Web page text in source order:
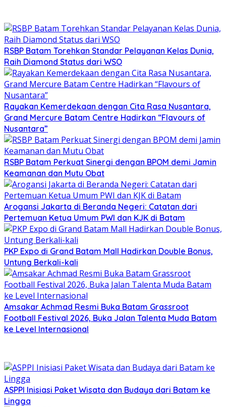
RSBP Batam Torehkan Standar Pelayanan Kelas Dunia,
Raih Diamond Status dari WSO
Rayakan Kemerdekaan dengan Cita Rasa Nusantara,
Grand Mercure Batam Centre Hadirkan “Flavours of
Nusantara”
RSBP Batam Perkuat Sinergi dengan BPOM demi Jamin
Keamanan dan Mutu Obat
Arogansi Jakarta di Beranda Negeri: Catatan dari
Pertemuan Ketua Umum PWI dan KJK di Batam
PKP Expo di Grand Batam Mall Hadirkan Double Bonus,
Untung Berkali-kali
Amsakar Achmad Resmi Buka Batam Grassroot
Football Festival 2026, Buka Jalan Talenta Muda Batam
ke Level Internasional
ASPPI Inisiasi Paket Wisata dan Budaya dari Batam ke
Lingga